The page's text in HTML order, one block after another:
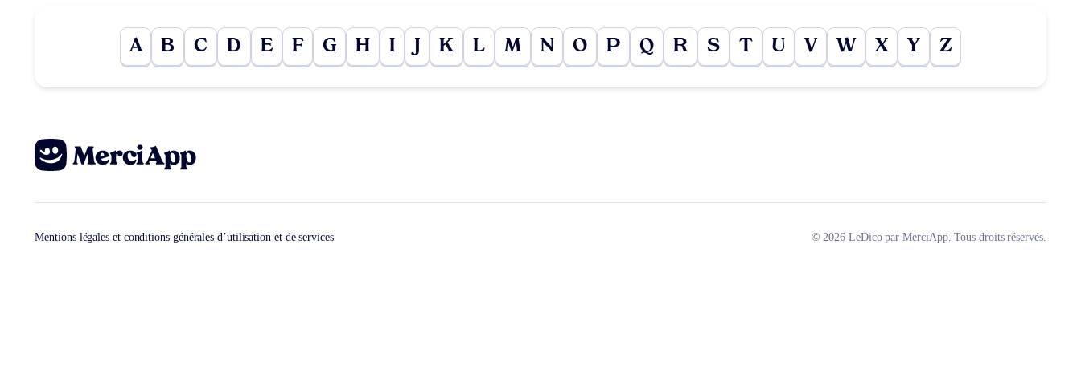
A B C D E F G H I K L M N O P Q R S T U V W X Y Z
Mentions légales et conditions générales d’utilisation et de services © 2026 LeDico par MerciApp. Tous droits réservés.